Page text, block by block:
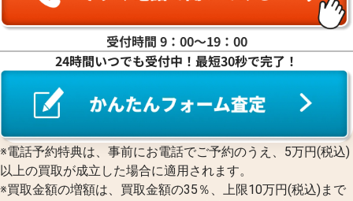
受付時間 9：00〜19：00
24時間いつでも受付中！最短30秒で完了！
※電話予約特典は、事前にお電話でご予約のうえ、5万円(税込)
以上の買取が成立した場合に適用されます。
※買取金額の増額は、買取金額の35％、上限10万円(税込)まで